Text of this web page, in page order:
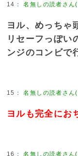
14 ：名無しの読者さん
ヨル、めっちゃ
リセーフっぽい
ンジのコンビで
15 ：名無しの読者さん
ヨルも完全にお
16 ：名無しの読者さん